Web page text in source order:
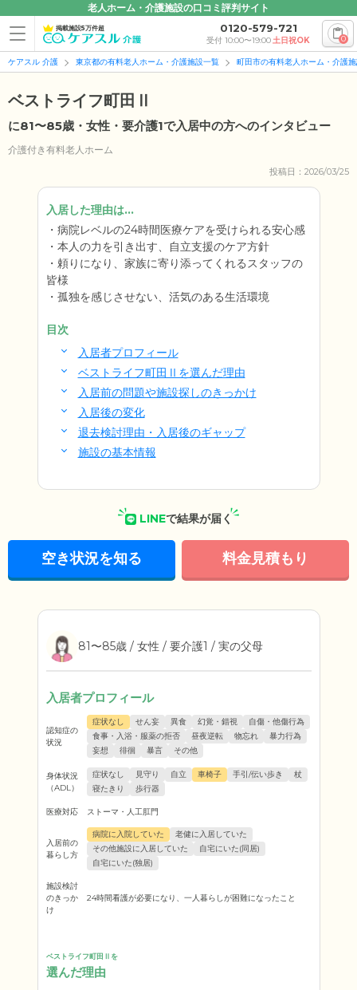
老人ホーム・介護施設の口コミ評判サイト
掲載施設5万件超 0120-579-721
受付 10:00〜19:00土日祝OK 0
ケアスル 介護 東京都の有料老人ホーム・介護施設一覧 町田市の有料老人ホーム・介護
ベストライフ町田Ⅱ
に81〜85歳・女性・要介護1で入居中の方へのインタビュー
介護付き有料老人ホーム
投稿日：2026/03/25
入居した理由は...
病院レベルの24時間医療ケアを受けられる安心感
本人の力を引き出す、自立支援のケア方針
頼りになり、家族に寄り添ってくれるスタッフの
皆様
孤独を感じさせない、活気のある生活環境
目次
入居者プロフィール
ベストライフ町田Ⅱを選んだ理由
入居前の問題や施設探しのきっかけ
入居後の変化
退去検討理由・入居後のギャップ
施設の基本情報
LINEで結果が届く
空き状況を知る 料金見積もり
81〜85歳 / 女性 / 要介護1 / 実の父母
入居者プロフィール
認知症の
状況
症状なし せん妄 異食 幻覚・錯視
自傷・他傷行為
食事・入浴・服薬の拒否
昼夜逆転 物忘れ
暴力行為
妄想
徘徊 暴言 その他
身体状況
（ADL）
症状なし 見守り 自立 車椅子 手引/伝い歩き
杖
寝たきり
歩行器
医療対応 ストーマ・人工肛門
入居前の
暮らし方
病院に入院していた
老健に入居していた
その他施設に入居していた
自宅にいた(同居)
自宅にいた(独居)
施設検討
のきっか
け
24時間看護が必要になり、一人暮らしが困難になったこと
ベストライフ町田Ⅱを
選んだ理由